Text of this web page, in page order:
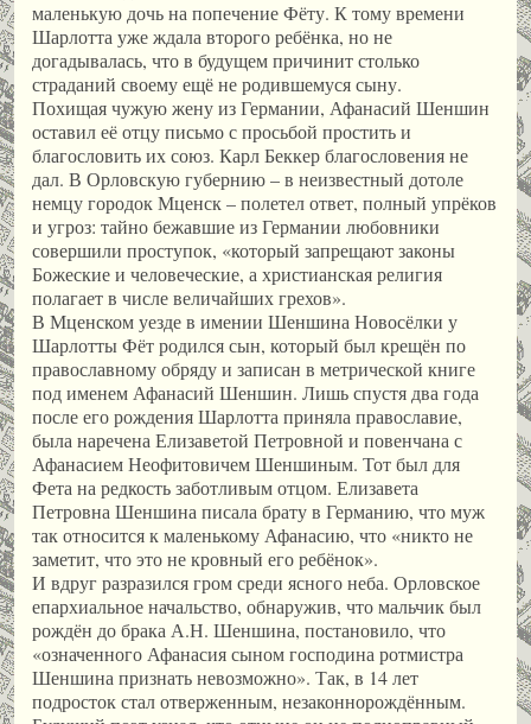
маленькую дочь на попечение Фёту. К тому времени
Шарлотта уже ждала второго ребёнка, но не
догадывалась, что в будущем причинит столько
страданий своему ещё не родившемуся сыну.
Похищая чужую жену из Германии, Афанасий Шеншин
оставил её отцу письмо с просьбой простить и
благословить их союз. Карл Беккер благословения не
дал. В Орловскую губернию – в неизвестный дотоле
немцу городок Мценск – полетел ответ, полный упрёков
и угроз: тайно бежавшие из Германии любовники
совершили проступок, «который запрещают законы
Божеские и человеческие, а христианская религия
полагает в числе величайших грехов».
В Мценском уезде в имении Шеншина Новосёлки у
Шарлотты Фёт родился сын, который был крещён по
православному обряду и записан в метрической книге
под именем Афанасий Шеншин. Лишь спустя два года
после его рождения Шарлотта приняла православие,
была наречена Елизаветой Петровной и повенчана с
Афанасием Неофитовичем Шеншиным. Тот был для
Фета на редкость заботливым отцом. Елизавета
Петровна Шеншина писала брату в Германию, что муж
так относится к маленькому Афанасию, что «никто не
заметит, что это не кровный его ребёнок».
И вдруг разразился гром среди ясного неба. Орловское
епархиальное начальство, обнаружив, что мальчик был
рождён до брака А.Н. Шеншина, постановило, что
«означенного Афанасия сыном господина ротмистра
Шеншина признать невозможно». Так, в 14 лет
подросток стал отверженным, незаконнорождённым.